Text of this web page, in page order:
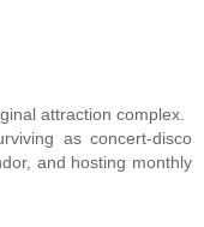
attraction complex.
as concert-disco
and hosting monthly